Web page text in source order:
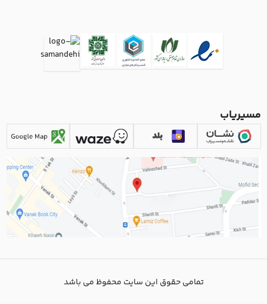
مسیریاب
تمامی حقوق این سایت محفوظ می باشد